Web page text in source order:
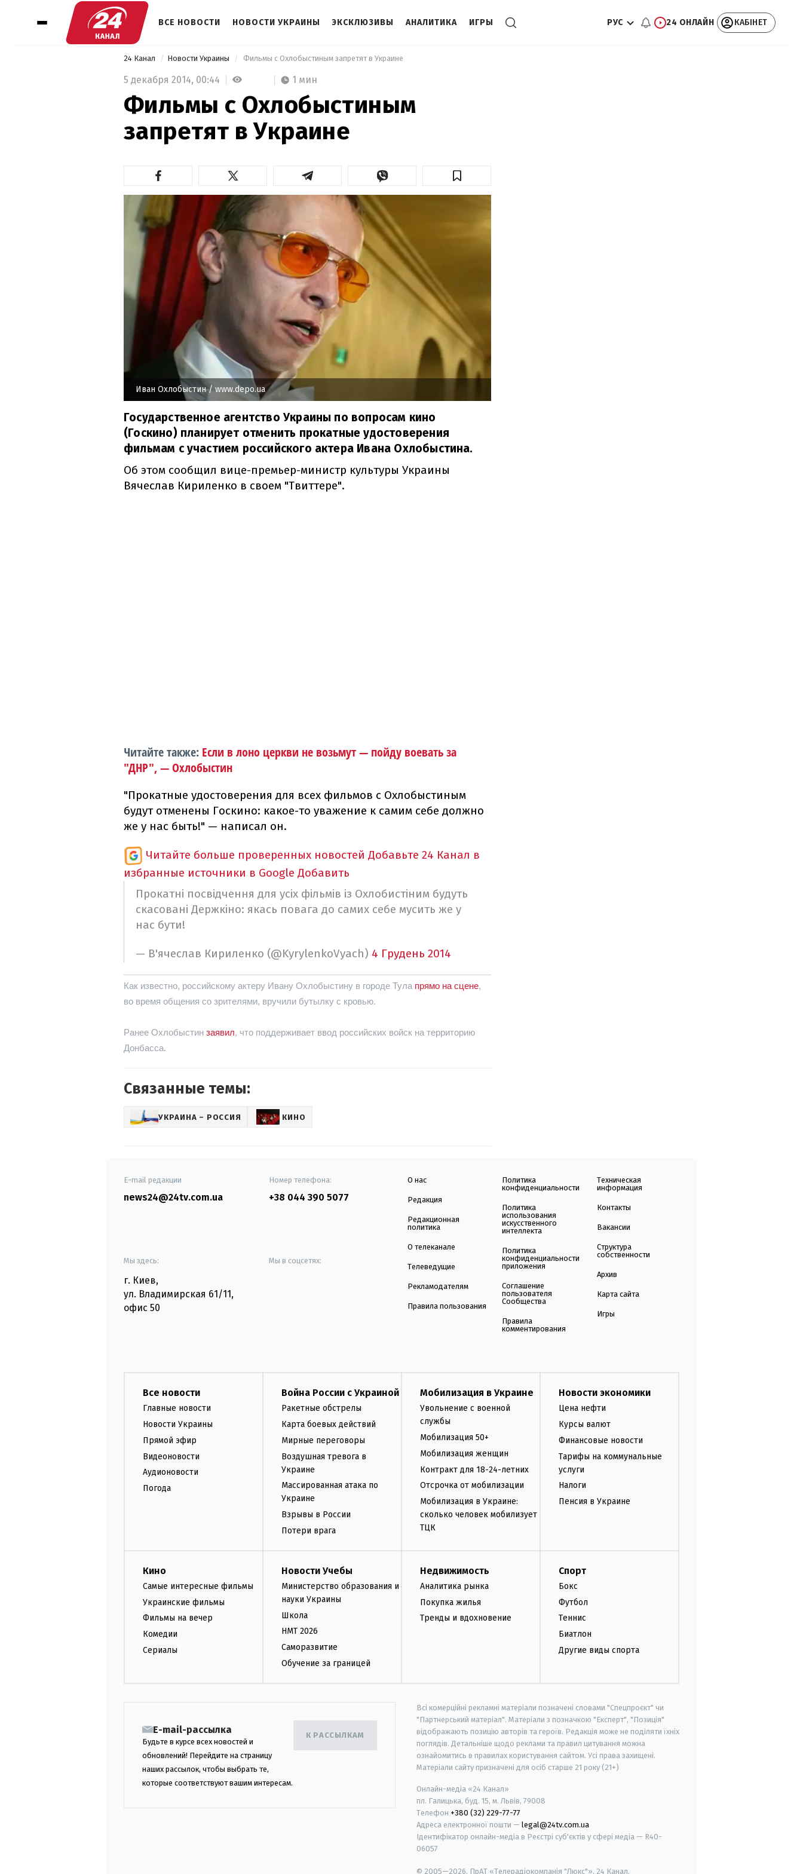
ВСЕ НОВОСТИ НОВОСТИ УКРАИНЫ ЭКСКЛЮЗИВЫ АНАЛИТИКА ИГРЫ РУС 24 ОНЛАЙН КАБІНЕТ
24 Канал Новости Украины Фильмы с Охлобыстиным запретят в Украине
5 декабря 2014, 00:44 1 мин
Фильмы с Охлобыстиным
запретят в Украине
Иван Охлобыстин/ www.depo.ua
Государственное агентство Украины по вопросам кино
(Госкино) планирует отменить прокатные удостоверения
фильмам с участием российского актера Ивана Охлобыстина.
Об этом сообщил вице-премьер-министр культуры Украины
Вячеслав Кириленко в своем "Твиттере".
Читайтетакже: Если в лоно церкви не возьмут— пойду воеватьза
"ДНР", —Охлобыстин
"Прокатные удостоверения для всех фильмов с Охлобыстиным
будут отменены Госкино: какое-то уважение к самим себе должно
же у нас быть!" — написал он.
Читайте больше проверенных новостей Добавьте 24 Канал в
избранные источники в Google Добавить
Прокатні посвідчення для усіх фільмів із Охлобистіним будуть
скасовані Держкіно: якась повага до самих себе мусить же у
нас бути!
— В'ячеслав Кириленко (@KyrylenkoVyach) 4 Грудень 2014
Как известно, российскому актеру Ивану Охлобыстину в городе Тула прямо на сцене,
во время общения со зрителями, вручили бутылку с кровью.
Ранее Охлобыстин заявил, что поддерживает ввод российских войск на территорию
Донбасса.
Связанные темы:
УКРАИНА – РОССИЯ КИНО
E-mail редакции
news24@24tv.com.ua
Номер телефона:
+38 044 390 5077
Мы здесь:
г. Киев,
ул. Владимирская 61/11,
офис 50
Мы в соцсетях:
О нас
Редакция
Редакционная
политика
О телеканале
Телеведущие
Рекламодателям
Правила пользования
Политика
конфиденциальности
Политика
использования
искусственного
интеллекта
Политика
конфиденциальности
приложения
Соглашение
пользователя
Сообщества
Правила
комментирования
Техническая
информация
Контакты
Вакансии
Структура
собственности
Архив
Карта сайта
Игры
Все новости
Главные новости
Новости Украины
Прямой эфир
Видеоновости
Аудионовости
Погода
Война России с Украиной
Ракетные обстрелы
Карта боевых действий
Мирные переговоры
Воздушная тревога в
Украине
Массированная атака по
Украине
Взрывы в России
Потери врага
Мобилизация в Украине
Увольнение с военной
службы
Мобилизация 50+
Мобилизация женщин
Контракт для 18-24-летних
Отсрочка от мобилизации
Мобилизация в Украине:
сколько человек мобилизует
ТЦК
Новости экономики
Цена нефти
Курсы валют
Финансовые новости
Тарифы на коммунальные
услуги
Налоги
Пенсия в Украине
Кино
Самые интересные фильмы
Украинские фильмы
Фильмы на вечер
Комедии
Сериалы
Новости Учебы
Министерство образования и
науки Украины
Школа
НМТ 2026
Саморазвитие
Обучение за границей
Недвижимость
Аналитика рынка
Покупка жилья
Тренды и вдохновение
Спорт
Бокс
Футбол
Теннис
Биатлон
Другие виды спорта
E-mail-рассылка
Будьте в курсе всех новостей и
обновлений! Перейдите на страницу
наших рассылок, чтобы выбрать те,
которые соответствуют вашим интересам.
К РАССЫЛКАМ
Всі комерційні рекламні матеріали позначені словами "Спецпроєкт" чи
"Партнерський матеріал". Матеріали з позначкою "Експерт", "Позиція"
відображають позицію авторів та героїв. Редакція може не поділяти їхніх
поглядів. Детальніше щодо реклами та правил цитування можна
ознайомитись в правилах користування сайтом. Усі права захищені.
Матеріали сайту призначені для осіб старше 21 року (21+)
Онлайн-медіа «24 Канал»
пл. Галицька, буд. 15, м. Львів, 79008
Телефон +380 (32) 229-77-77
Адреса електронної пошти — legal@24tv.com.ua
Ідентифікатор онлайн-медіа в Реєстрі суб'єктів у сфері медіа — R40-
06057
© 2005—2026, ПрАТ «Телерадіокомпанія "Люкс"», 24 Канал.